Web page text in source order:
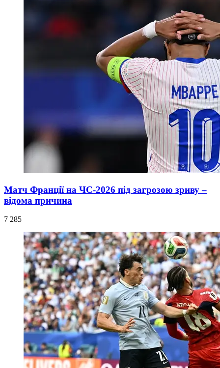
Матч Франції на ЧС-2026 під загрозою зриву –
відома причина
7 285